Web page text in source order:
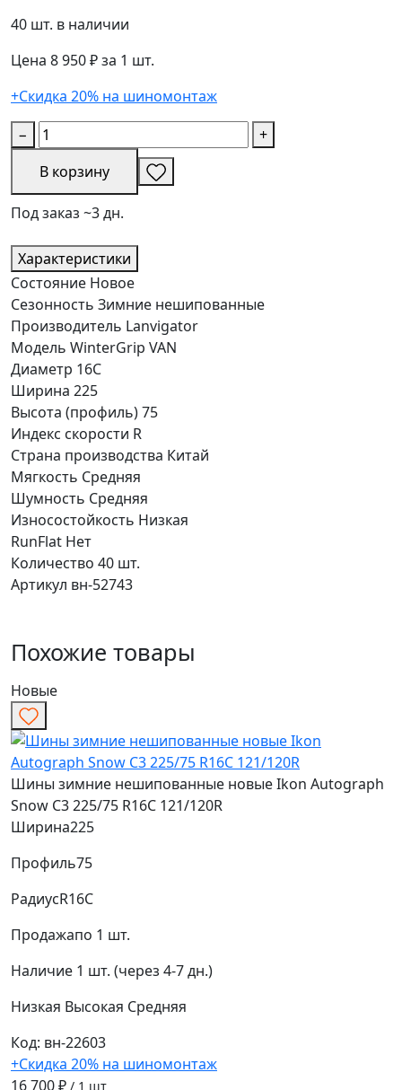
40 шт. в наличии
Цена 8 950 ₽ за 1 шт.
+Скидка 20% на шиномонтаж
−
+
В корзину
Под заказ ~3 дн.
Характеристики
Состояние Новое
Сезонность Зимние нешипованные
Производитель Lanvigator
Модель WinterGrip VAN
Диаметр 16C
Ширина 225
Высота (профиль)75
Индекс скорости R
Страна производства Китай
Мягкость Средняя
Шумность Средняя
Износостойкость Низкая
RunFlat Нет
Количество 40 шт.
Артикул вн-52743
Похожие товары
Новые
Шины зимние нешипованные новые Ikon Autograph
Snow C3 225/75 R16C 121/120R
Ширина225
Профиль75
РадиусR16C
Продажапо 1 шт.
Наличие 1 шт. (через 4-7 дн.)
Низкая Высокая Средняя
Код: вн-22603
+Скидка 20% на шиномонтаж
16 700 ₽ / 1 шт